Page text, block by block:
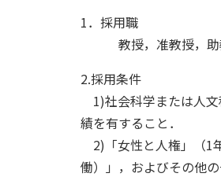
1．採用職
教授，准教授，助
2.採用条件
1)社会科学または人
績を有すること．
2)「女性と人権」（1
働）」，およびその他